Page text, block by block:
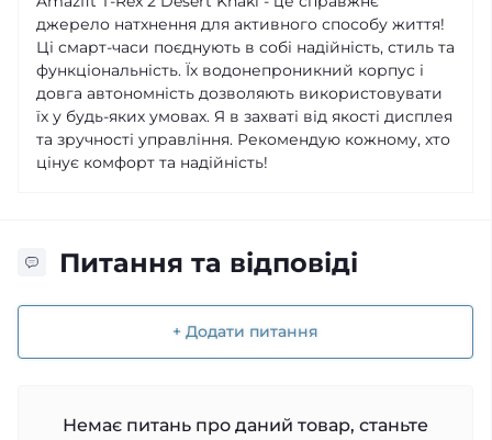
джерело натхнення для активного способу життя!
Ці смарт-часи поєднують в собі надійність, стиль та
функціональність. Їх водонепроникний корпус і
довга автономність дозволяють використовувати
їх у будь-яких умовах. Я в захваті від якості дисплея
та зручності управління. Рекомендую кожному, хто
цінує комфорт та надійність!
Питання та відповіді
+ Додати питання
Немає питань про даний товар, станьте